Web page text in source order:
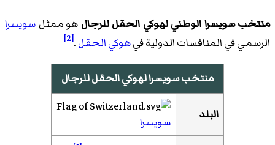
منتخب سويسرا الوطني لهوكي الحقل للرجال هو ممثل سويسرا
الرسمي في المنافسات الدولية فيهوكي الحقل.
[2]
منتخب سويسرا لهوكي الحقل للرجال
البلد
سويسرا